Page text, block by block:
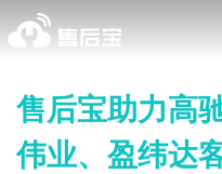
售后宝助力高
伟业、盈纬达